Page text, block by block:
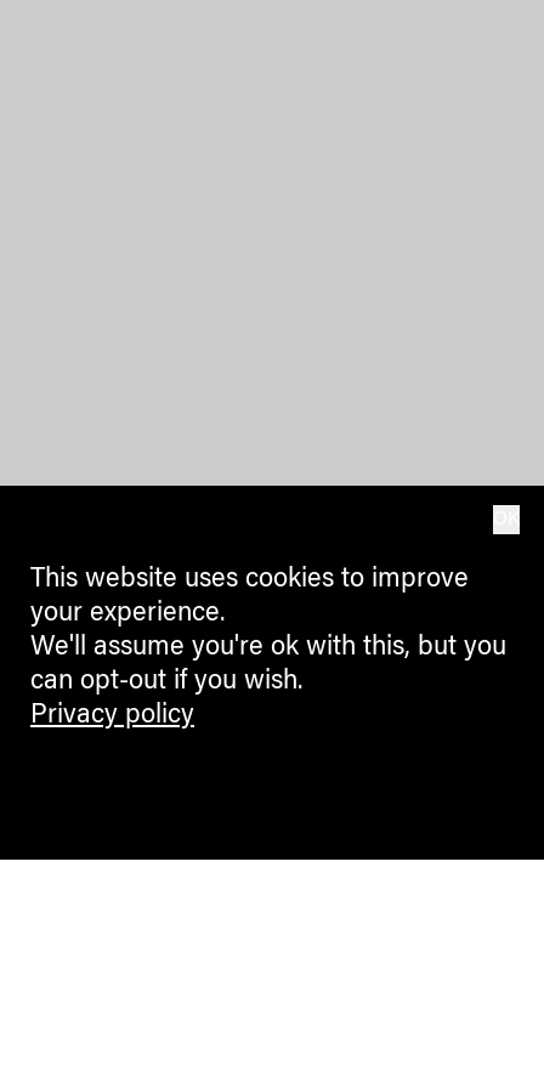
This website uses cookies to improve
your experience.
We'll assume you're ok with this, but you
can opt-out if you wish.
Privacy policy